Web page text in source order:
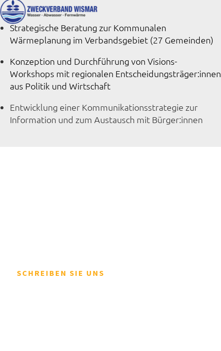
Strategische Beratung zur Kommunalen
Wärmeplanung im Verbandsgebiet (27 Gemeinden)
Konzeption und Durchführung von Visions-
Workshops mit regionalen Entscheidungsträger:innen
aus Politik und Wirtschaft
Entwicklung einer Kommunikationsstrategie zur
Information und zum Austausch mit Bürger:innen
SCHREIBEN SIE UNS